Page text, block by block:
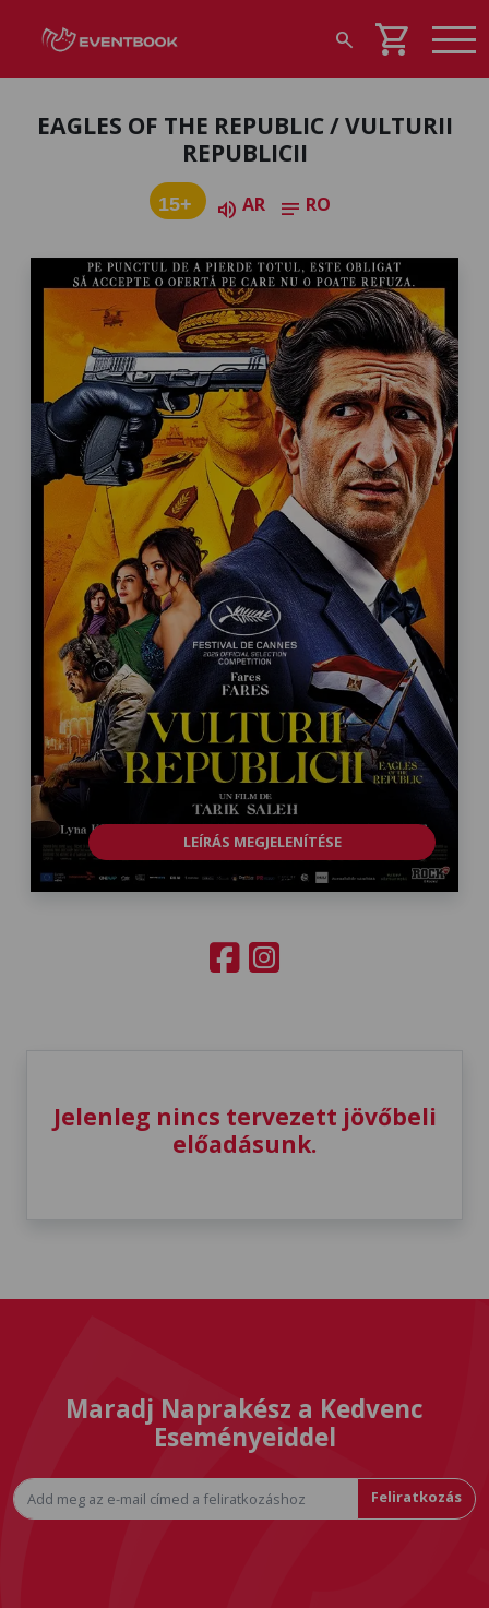
search shopping_cart
EAGLES OF THE REPUBLIC / VULTURII
REPUBLICII
15+ volume_up AR notes RO
LEÍRÁS MEGJELENÍTÉSE
Jelenleg nincs tervezett jövőbeli
előadásunk.
Maradj Naprakész a Kedvenc
Eseményeiddel
Feliratkozás